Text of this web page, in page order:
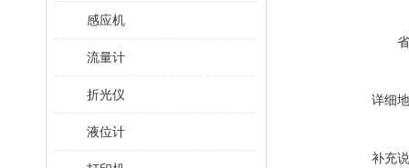
感应机
流量计
折光仪
液位计
详细
补充